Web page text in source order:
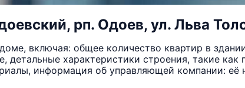
рп. Одоев, ул. Льва
включая: общее количество квартир в
характеристики строения, такие как
информация об управляющей компании: её